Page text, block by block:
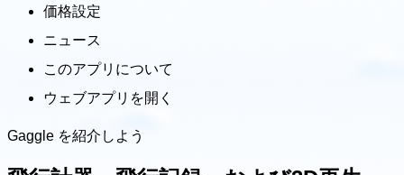
価格設定
ニュース
このアプリについて
ウェブアプリを開く
Gaggle を紹介しよう